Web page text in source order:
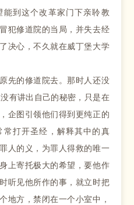
到这个改革家门下亲聆教
犯修道院的当局，并失去经
决心，不久就在威丁堡大学
的修道院去。那时人还没
有讲出自己的秘密，只是在
企图引领他们得到更纯正的
打开圣经，解释其中的真
人的义，为罪人得救的唯一
上寄托极大的希望，要他作
听见他所作的事，就立时把
地方，禁闭在一个小室中，